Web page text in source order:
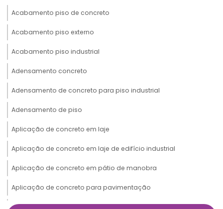
Acabamento piso de concreto
Acabamento piso externo
Acabamento piso industrial
Adensamento concreto
Adensamento de concreto para piso industrial
Adensamento de piso
Aplicação de concreto em laje
Aplicação de concreto em laje de edifício industrial
Aplicação de concreto em pátio de manobra
Aplicação de concreto para pavimentação
Aplicação de concreto para pavimentação portuário